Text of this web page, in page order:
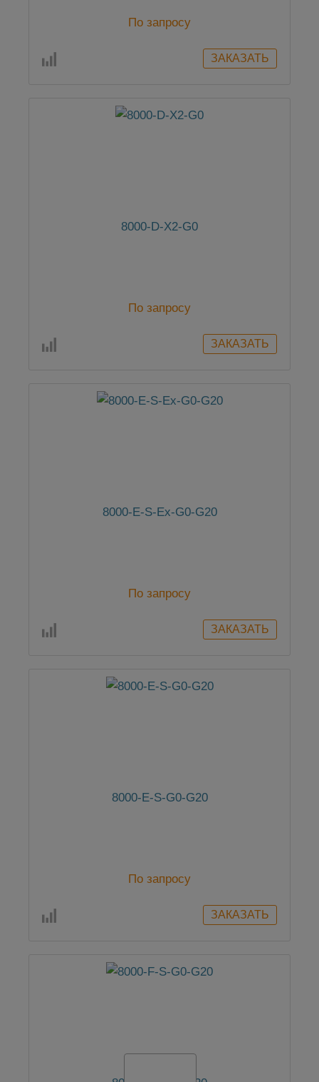
По запросу
8000-D-X2-G0
По запросу
8000-E-S-Ex-G0-G20
По запросу
8000-E-S-G0-G20
По запросу